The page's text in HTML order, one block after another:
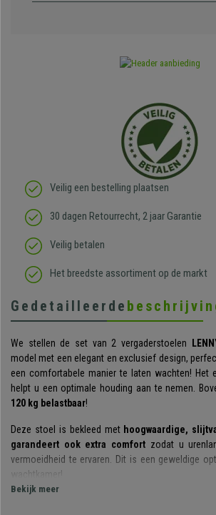
Veilig een bestelling plaatsen
30 dagen Retourrecht, 2 jaar Garantie
Veilig betalen
Het breedste assortiment op de markt
Gedetailleerde
We stellen de set van 2 vergaderstoelen
model met een elegant en exclusief design,
een comfortabele manier te laten wachten! Het
helpt u een optimale houding aan te nemen.
120 kg belastbaar!
Deze stoel is bekleed met hoogwaardige,
garandeert ook extra comfort zodat u
vermoeidheid te ervaren. Dit is een geweldige
wachtkamer!
Bekijk meer